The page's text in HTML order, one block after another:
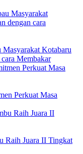
Kotabaru
Membakar
Perkuat Masa
Raih Juara II Tingkat